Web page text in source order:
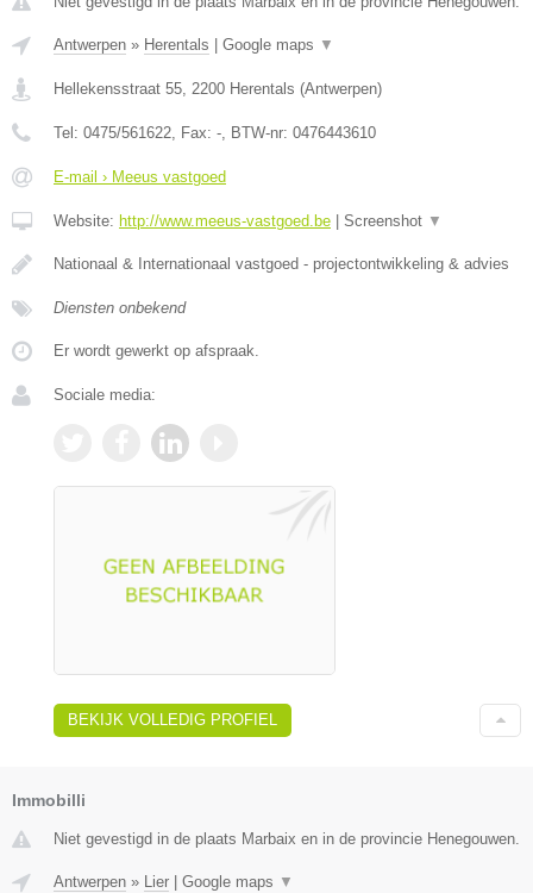
Antwerpen » Herentals Google maps ▼
Hellekensstraat 55, 2200 Herentals (Antwerpen)
Tel: 0475/561622, Fax: -, BTW-nr: 0476443610
E-mail › Meeus vastgoed
Website: http://www.meeus-vastgoed.be Screenshot ▼
Nationaal & Internationaal vastgoed - projectontwikkeling & advies
Diensten onbekend
Er wordt gewerkt op afspraak.
Sociale media:
BEKIJK VOLLEDIG PROFIEL
Immobilli
Niet gevestigd in de plaats Marbaix en in de provincie Henegouwen.
Antwerpen » Lier Google maps ▼